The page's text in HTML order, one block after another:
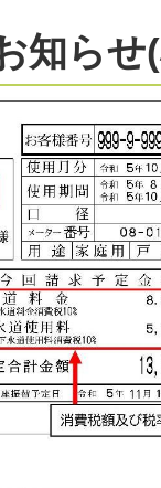
知らせ